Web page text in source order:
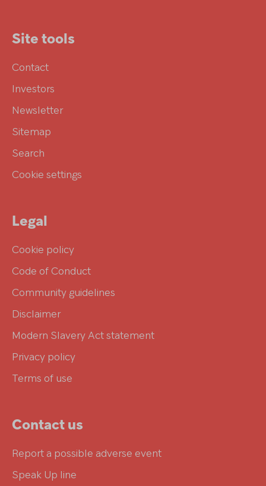
Site tools
Contact
Investors
Newsletter
Sitemap
Search
Cookie settings
Legal
Cookie policy
Code of Conduct
Community guidelines
Disclaimer
Modern Slavery Act statement
Privacy policy
Terms of use
Contact us
Report a possible adverse event
Speak Up line